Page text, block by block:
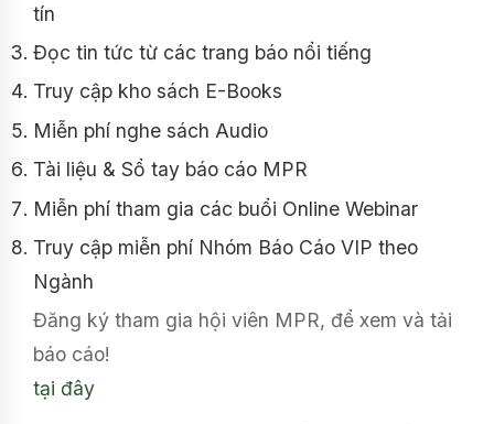
tín
Đọc tin tức từ các trang báo nổi tiếng
Truy cập kho sách E-Books
Miễn phí nghe sách Audio
Tài liệu & Sổ tay báo cáo MPR
Miễn phí tham gia các buổi Online Webinar
Truy cập miễn phí Nhóm Báo Cáo VIP theo
Ngành
Đăng ký tham gia hội viên MPR, để xem và tải
báo cáo!
tại đây